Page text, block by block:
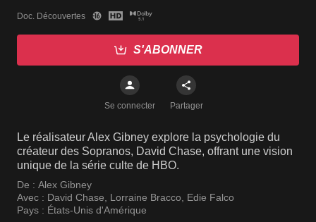
Doc. Découvertes
S'ABONNER
Se connecter Partager
Le réalisateur Alex Gibney explore la psychologie du
créateur des Sopranos, David Chase, offrant une vision
unique de la série culte de HBO.
De : Alex Gibney
Avec : David Chase, Lorraine Bracco, Edie Falco
Pays : États-Unis d'Amérique